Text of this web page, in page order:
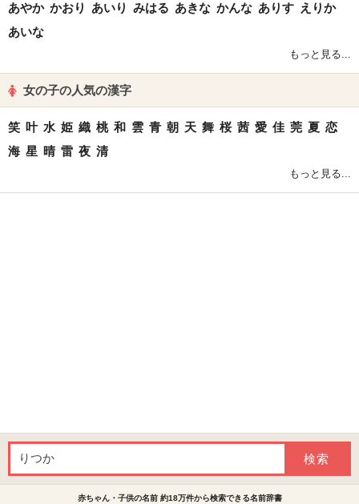
あやか かおり あいり みはる あきな かんな ありす えりか
あいな
もっと見る...
女の子の人気の漢字
笑 叶 水 姫 織 桃 和 雲 青 朝 天 舞 桜 茜 愛 佳 莞 夏 恋
海 星 晴 雷 夜 清
もっと見る...
赤ちゃん・子供の名前 約18万件から検索できる名前辞書